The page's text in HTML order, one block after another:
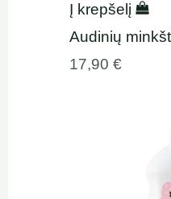
Į krepšelį
Audinių
17,90€